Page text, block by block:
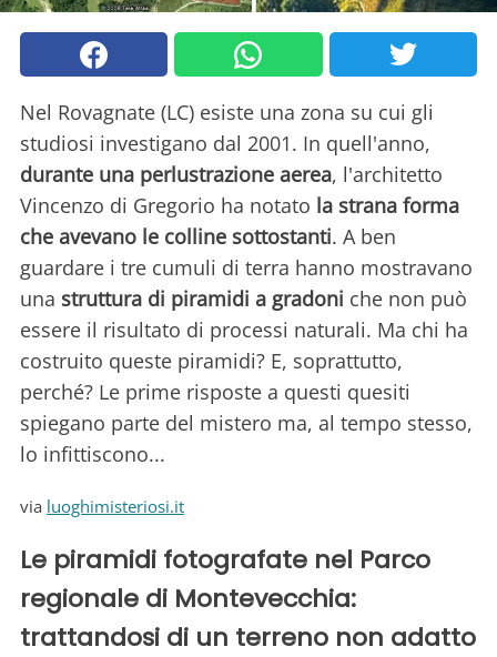
Nel Rovagnate (LC) esiste una zona su cui gli
studiosi investigano dal 2001. In quell'anno,
durante una perlustrazione aerea, l'architetto
Vincenzo di Gregorio ha notato la strana forma
che avevano le colline sottostanti. A ben
guardare i tre cumuli di terra hanno mostravano
una struttura di piramidi a gradoni che non può
essere il risultato di processi naturali. Ma chi ha
costruito queste piramidi? E, soprattutto,
perché? Le prime risposte a questi quesiti
spiegano parte del mistero ma, al tempo stesso,
lo infittiscono...
via luoghimisteriosi.it
Le piramidi fotografate nel Parco
regionale di Montevecchia:
trattandosi di un terreno non adatto